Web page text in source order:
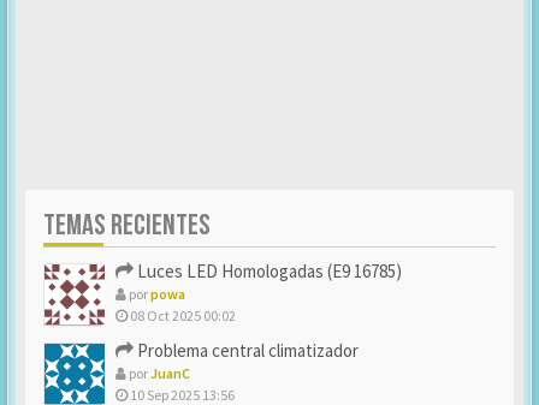
TEMAS RECIENTES
Luces LED Homologadas (E9 16785)
porpowa
08 Oct 2025 00:02
Problema central climatizador
porJuanC
10 Sep 2025 13:56